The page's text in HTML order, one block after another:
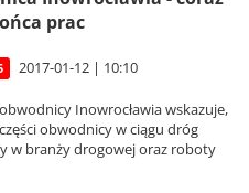
prac
2017-01-12 | 10:10
Inowrocławia wskazuje,
obwodnicy w ciągu dróg
w branży drogowej oraz roboty